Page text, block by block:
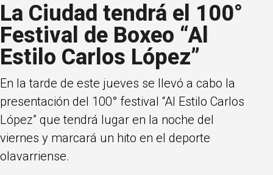
La Ciudad tendrá el 100°
Festival de Boxeo “Al
Estilo Carlos López”
En la tarde de este jueves se llevó a cabo la
presentación del 100° festival “Al Estilo Carlos
López” que tendrá lugar en la noche del
viernes y marcará un hito en el deporte
olavarriense.